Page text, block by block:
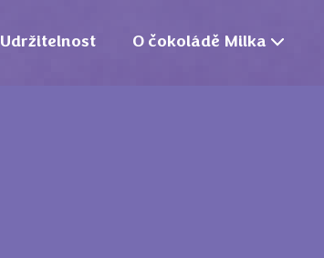
Udržitelnost O čokoládě Milka